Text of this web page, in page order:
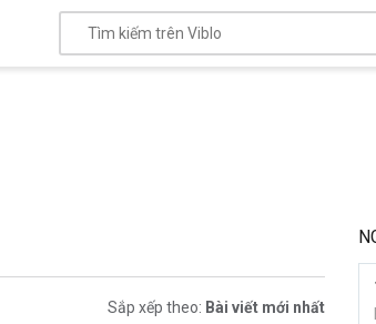
Sắp xếp theo: Bài viết mới nhất